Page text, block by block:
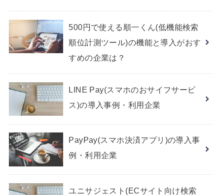
500円で使える順一くん(低機能検索
順位計測ツール)の機能と導入がおす
すめの企業は？
LINE Pay(スマホのおサイフサービ
ス)の導入事例・利用企業
PayPay(スマホ決済アプリ)の導入事
例・利用企業
ユニサジェスト(ECサイト向け検索